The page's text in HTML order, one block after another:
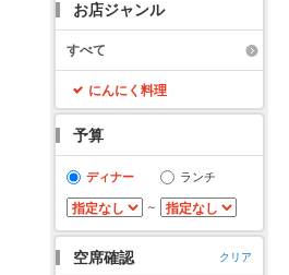
お店ジャンル
すべて
にんにく料理
予算
ディナー ランチ
～
空席確認 クリア